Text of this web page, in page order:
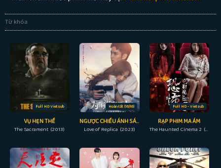
Từ khóa
Full HD Vietsub
VỤ HẸN THỀ
The Sacrament (2013)
Hoàn tất (16/16)
NGƯỢC CHIỀU ÁNH SÁNG VÌ EM
Love of Replica (2023)
Full HD - Vietsub
RẠP PHIM MA ÁM
The Haunted Cinema 2 (2017)